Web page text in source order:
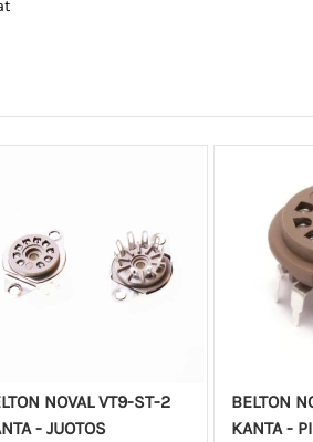
NOVAL VT9-ST-2
- JUOTOS
BELTON
KANTA -